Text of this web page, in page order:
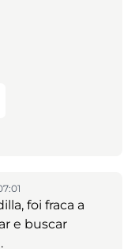
foi fraca a
e buscar